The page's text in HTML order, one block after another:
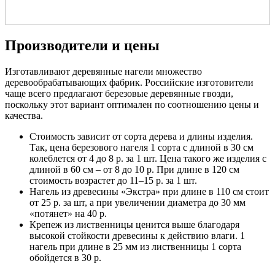
Производители и цены
Изготавливают деревянные нагели множество
деревообрабатывающих фабрик. Российские изготовители
чаще всего предлагают березовые деревянные гвозди,
поскольку этот вариант оптимален по соотношению цены и
качества.
Стоимость зависит от сорта дерева и длины изделия.
Так, цена березового нагеля 1 сорта с длиной в 30 см
колеблется от 4 до 8 р. за 1 шт. Цена такого же изделия с
длиной в 60 см – от 8 до 10 р. При длине в 120 см
стоимость возрастет до 11–15 р. за 1 шт.
Нагель из древесины «Экстра» при длине в 110 см стоит
от 25 р. за шт, а при увеличении диаметра до 30 мм
«потянет» на 40 р.
Крепеж из лиственницы ценится выше благодаря
высокой стойкости древесины к действию влаги. 1
нагель при длине в 25 мм из лиственницы 1 сорта
обойдется в 30 р.